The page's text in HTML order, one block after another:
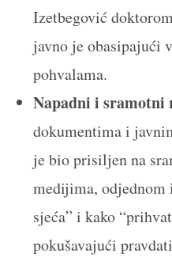
Izetbegović
javno je obasipajući
pohvalama.
Napadni i
dokumentima i
je bio prisiljen na
medijima, odjednom
sjeća” i kako
pokušavajući